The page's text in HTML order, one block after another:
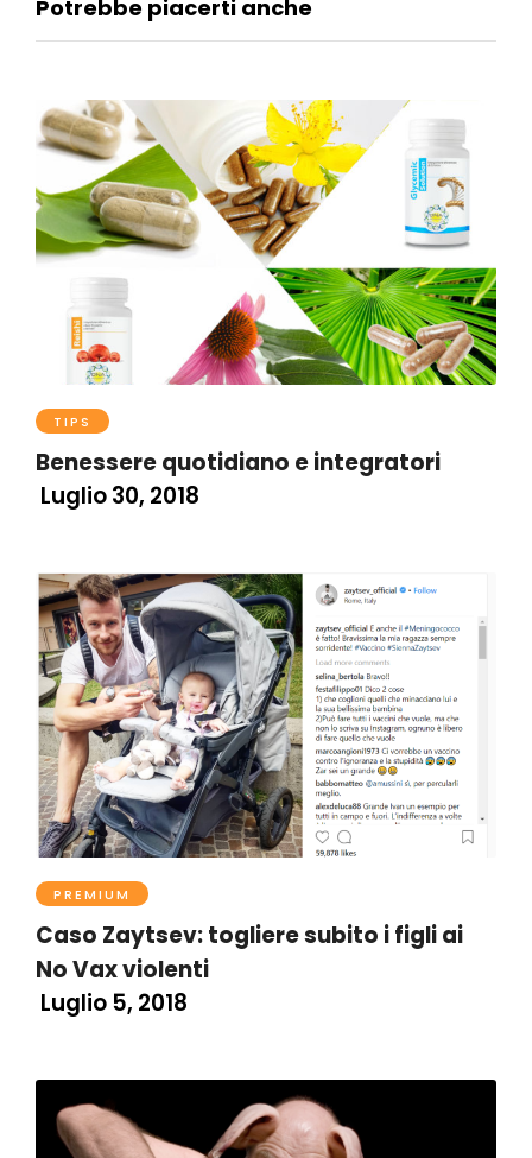
Potrebbe piacerti anche
TIPS
Benessere quotidiano e integratori
Luglio 30, 2018
PREMIUM
Caso Zaytsev: togliere subito i figli ai
No Vax violenti
Luglio 5, 2018